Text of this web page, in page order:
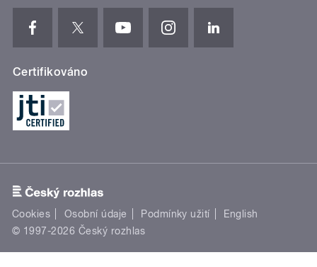
Certifikováno
Cookies Osobní údaje Podmínky užití
English
© 1997-2026 Český rozhlas